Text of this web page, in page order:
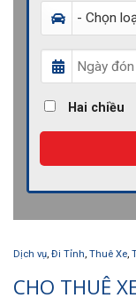
Hai chiều
Dịch vụ Đi Tỉnh Thuê Xe
CHO THUÊ